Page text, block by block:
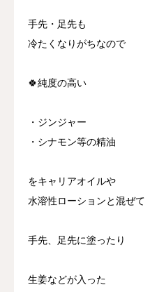
手先・足先も
冷たくなりがちなので
🍀純度の高い
・ジンジャー
・シナモン等の精油
をキャリアオイルや
水溶性ローションと混ぜて
手先、足先に塗ったり
生姜などが入った